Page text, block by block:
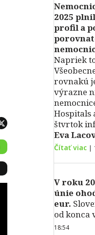
2025
profil a
Napriek
rovnakú
výrazne
Hospitals
štvrtok
Eva
Čítať viac |
V roku
únie
eur.
od konca
18:54